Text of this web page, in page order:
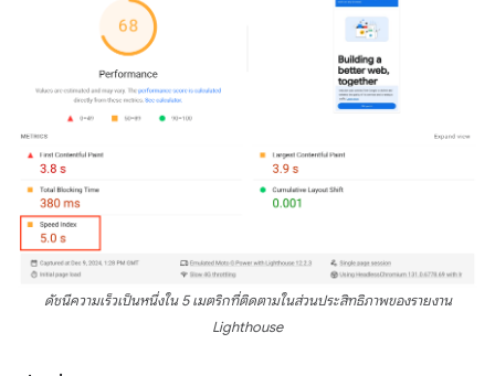
ดัชนีความเร็วเป็นหนึ่งใน 5 เมตริกที่ติดตามในส่วนประสิทธิภาพของรายงาน
Lighthouse